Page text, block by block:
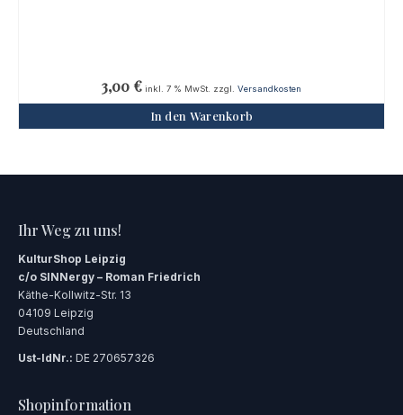
3,00 € inkl. 7 % MwSt. zzgl. Versandkosten
In den Warenkorb
Ihr Weg zu uns!
KulturShop Leipzig
c/o SINNergy – Roman Friedrich
Käthe-Kollwitz-Str. 13
04109 Leipzig
Deutschland
Ust-IdNr.: DE 270657326
Shopinformation